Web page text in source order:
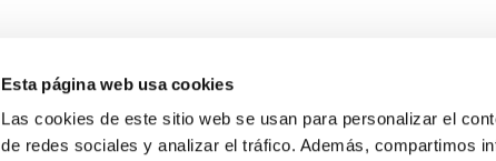
Esta página web usa cookies
Las cookies de este sitio web se usan para personalizar el
de redes sociales y analizar el tráfico. Además, compartimos